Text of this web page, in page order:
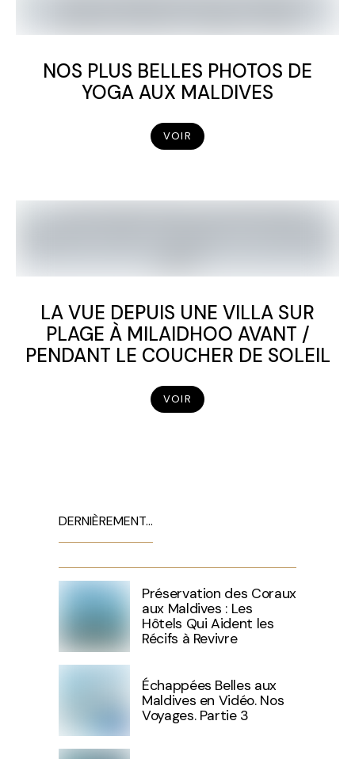
NOS PLUS BELLES PHOTOS DE
YOGA AUX MALDIVES
VOIR
LA VUE DEPUIS UNE VILLA SUR
PLAGE À MILAIDHOO AVANT /
PENDANT LE COUCHER DE SOLEIL
VOIR
DERNIÈREMENT…
Préservation des Coraux
aux Maldives : Les
Hôtels Qui Aident les
Récifs à Revivre
Échappées Belles aux
Maldives en Vidéo. Nos
Voyages. Partie 3